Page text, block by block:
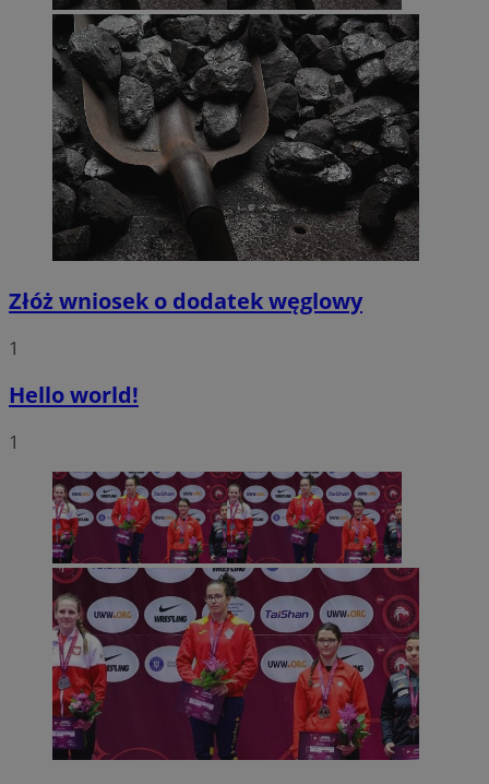
Złóż wniosek o dodatek węglowy
1
Hello world!
1